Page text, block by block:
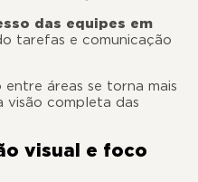
das equipes em
tarefas e comunicação
áreas se torna mais
visão completa das
visual e foco